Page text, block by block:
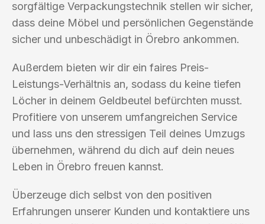
sorgfältige Verpackungstechnik stellen wir sicher,
dass deine Möbel und persönlichen Gegenstände
sicher und unbeschädigt in Örebro ankommen.
Außerdem bieten wir dir ein faires Preis-
Leistungs-Verhältnis an, sodass du keine tiefen
Löcher in deinem Geldbeutel befürchten musst.
Profitiere von unserem umfangreichen Service
und lass uns den stressigen Teil deines Umzugs
übernehmen, während du dich auf dein neues
Leben in Örebro freuen kannst.
Überzeuge dich selbst von den positiven
Erfahrungen unserer Kunden und kontaktiere uns